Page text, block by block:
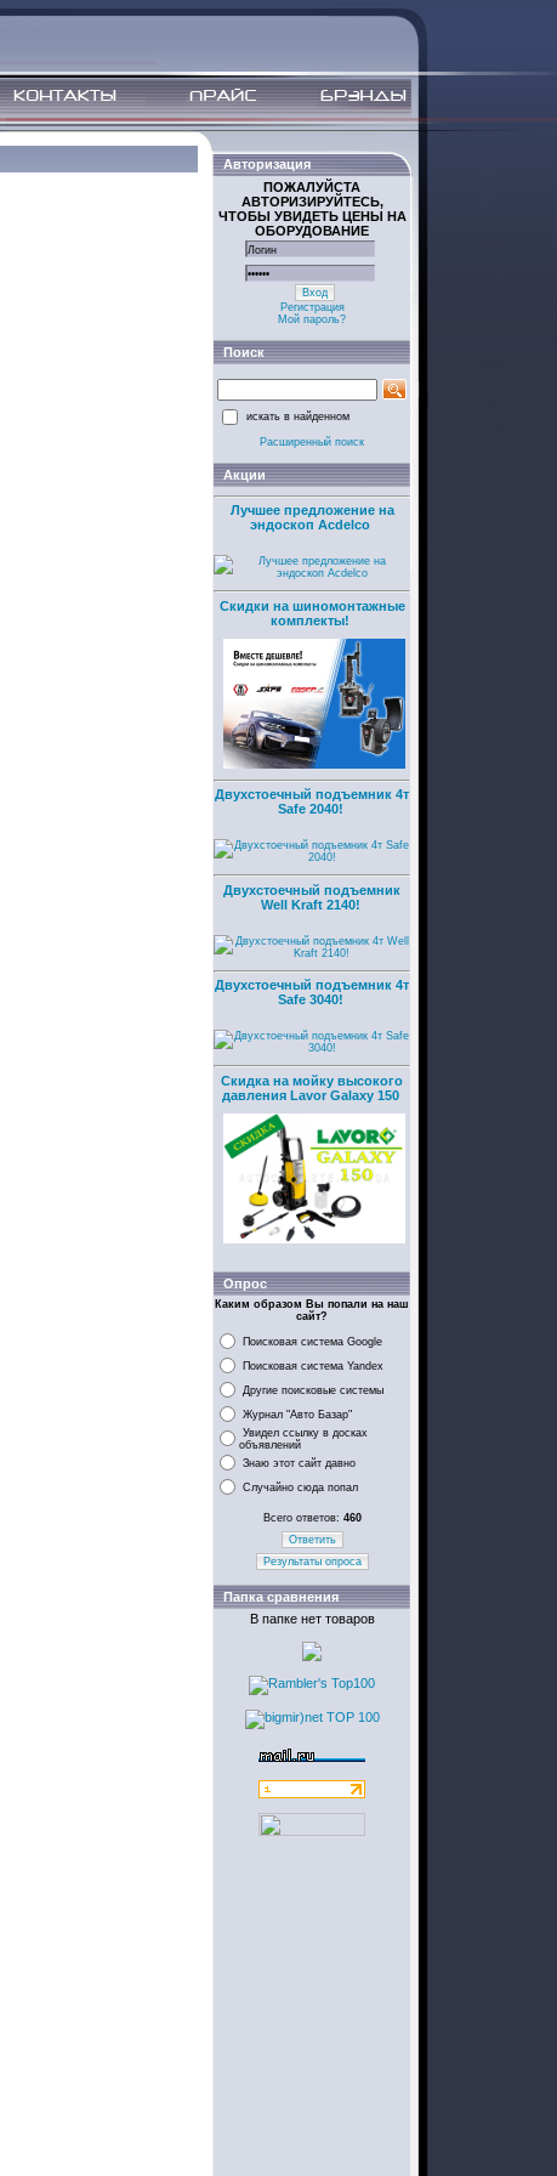
Авторизация
ПОЖАЛУЙСТА
АВТОРИЗИРУЙТЕСЬ,
ЧТОБЫ УВИДЕТЬ ЦЕНЫ НА
ОБОРУДОВАНИЕ
Вход
Регистрация
Мой пароль?
Поиск
искать в найденном
Расширенный поиск
Акции
Лучшее предложение на
эндоскоп Acdelco
Скидки на шиномонтажные
комплекты!
Двухстоечный подъемник 4т
Safe 2040!
Двухстоечный подъемник
Well Kraft 2140!
Двухстоечный подъемник 4т
Safe 3040!
Скидка на мойку высокого
давления Lavor Galaxy 150
Опрос
Каким образом Вы попали на наш
сайт?
Поисковая система Google
Поисковая система Yandex
Другие поисковые системы
Журнал "Авто Базар"
Увидел ссылку в досках
объявлений
Знаю этот сайт давно
Случайно сюда попал
Всего ответов: 460
Ответить
Результаты опроса
Папка сравнения
В папке нет товаров